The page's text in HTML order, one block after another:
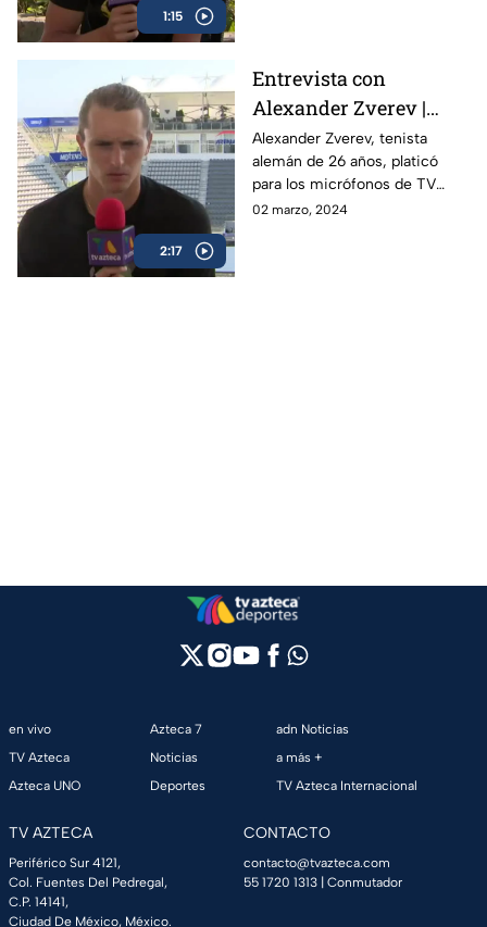
1:15
2:17
Entrevista con
Alexander Zverev |
Abierto Mexicano de
Tenis
Alexander Zverev, tenista
alemán de 26 años, platicó
para los micrófonos de TV
Azteca Deportes durante su
02 marzo, 2024
en vivo
TV Azteca
Azteca UNO
Azteca 7
Noticias
Deportes
adn Noticias
a más +
TV Azteca Internacional
TV AZTECA
Periférico Sur 4121,
Col. Fuentes Del Pedregal,
C.P. 14141,
Ciudad De México, México.
CONTACTO
contacto@tvazteca.com
55 1720 1313 | Conmutador